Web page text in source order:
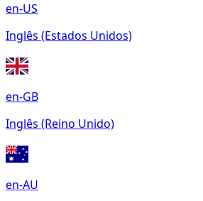
en-US
Inglês (Estados Unidos)
en-GB
Inglês (Reino Unido)
en-AU